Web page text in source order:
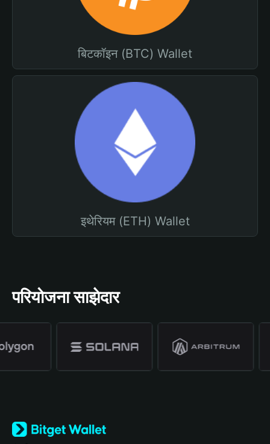
बिटकॉइन (BTC) Wallet
इथेरियम (ETH) Wallet
परियोजना साझेदार